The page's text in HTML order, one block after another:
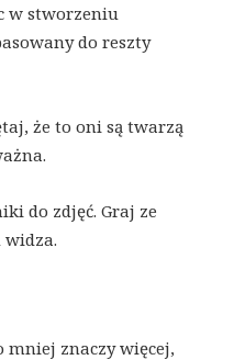
w stworzeniu
do reszty
że to oni są twarzą
do zdjęć. Graj ze
widza.
znaczy więcej,